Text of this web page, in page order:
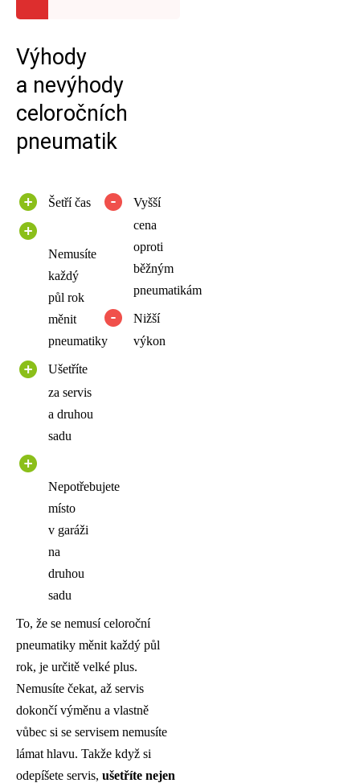
Výhody
a nevýhody
celoročních
pneumatik
Šetří čas
Nemusíte
každý
půl rok
měnit
pneumatiky
Ušetříte
za servis
a druhou
sadu
Nepotřebujete
místo
v garáži
na
druhou
sadu
Vyšší
cena
oproti
běžným
pneumatikám
Nižší
výkon
To, že se nemusí celoroční
pneumatiky měnit každý půl
rok, je určitě velké plus.
Nemusíte čekat, až servis
dokončí výměnu a vlastně
vůbec si se servisem nemusíte
lámat hlavu. Takže když si
odepíšete servis, ušetříte nejen